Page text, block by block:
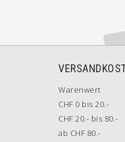
Warenwert
CHF 0 bis 20.-
CHF 20.- bis 80.-
ab CHF 80.-